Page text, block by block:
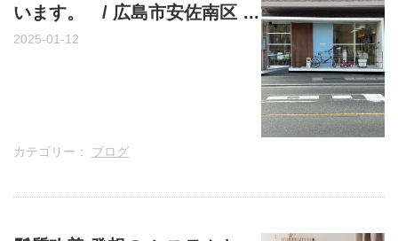
います。 / 広島市安佐南区
上安の美容室・美容院
2025-01-12
カテゴリー： ブログ